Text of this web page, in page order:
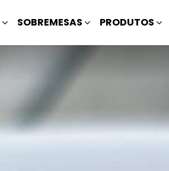
SOBREMESAS PRODUTOS